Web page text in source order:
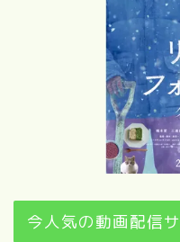
今人気の動画配信